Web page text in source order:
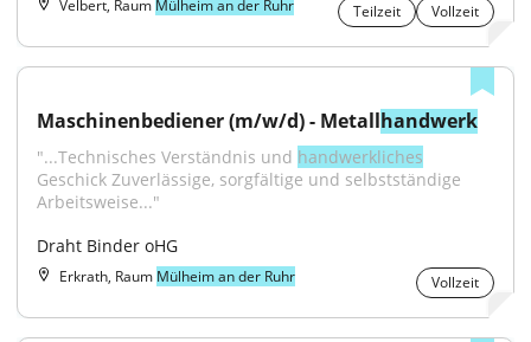
Velbert, Raum Mülheim an der Ruhr Teilzeit Vollzeit
Maschinenbediener (m/w/d) - Metallhandwerk
"...Technisches Verständnis und handwerkliches
Geschick Zuverlässige, sorgfältige und selbstständige
Arbeitsweise..."
Draht Binder oHG
Erkrath, Raum Mülheim an der Ruhr Vollzeit